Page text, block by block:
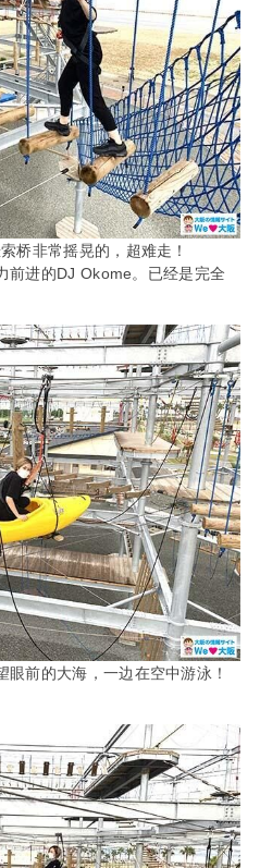
桥非常摇晃的，超难走！
前进的DJ Okome。已经是完全
前的大海，一边在空中游泳！